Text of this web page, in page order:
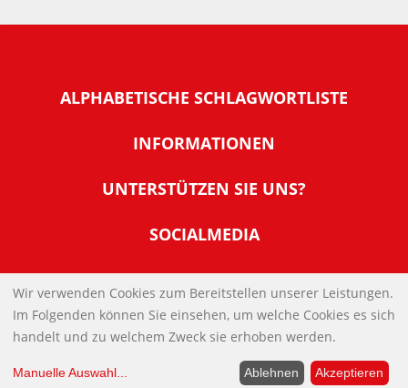
ALPHABETISCHE SCHLAGWORTLISTE
INFORMATIONEN
Warum NachDenkSeiten
Tipps zur Nutzung der NachDenkSeiten
Banner und E-Mail-Signaturen
Links
Kontakt
Impressum
UNTERSTÜTZEN SIE UNS?
Werden Sie Fördermitglied
Spenden Sie Online
SOCIALMEDIA
IMPRESSUM
DATENSCHUTZERKLÄRUNG
Wir verwenden Cookies zum Bereitstellen unserer Leistungen.
Im Folgenden können Sie einsehen, um welche Cookies es sich
handelt und zu welchem Zweck sie erhoben werden.
Manuelle Auswahl... Ablehnen Akzeptieren